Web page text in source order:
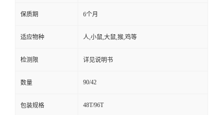
保质期 6个月
适应物种 人,小鼠,大鼠,猴,鸡等
检测限 详见说明书
数量 90/42
包装规格 48T/96T